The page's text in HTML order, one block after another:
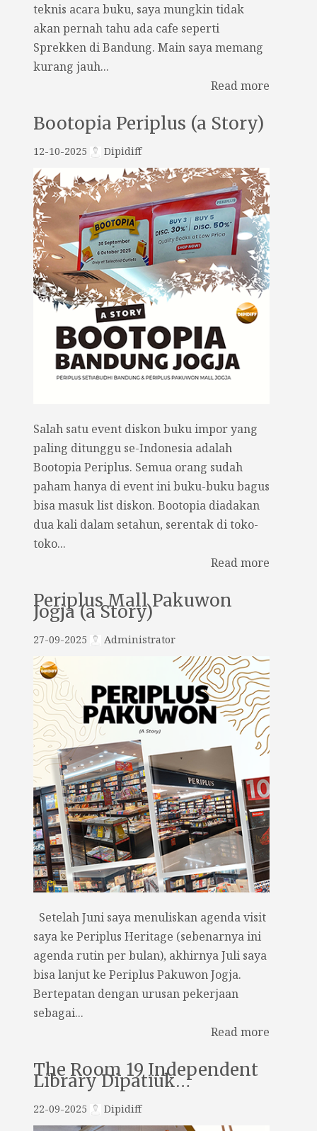
teknis acara buku, saya mungkin tidak
akan pernah tahu ada cafe seperti
Sprekken di Bandung. Main saya memang
kurang jauh...
Read more
Bootopia Periplus (a Story)
12-10-2025 Dipidiff
Salah satu event diskon buku impor yang
paling ditunggu se-Indonesia adalah
Bootopia Periplus. Semua orang sudah
paham hanya di event ini buku-buku bagus
bisa masuk list diskon. Bootopia diadakan
dua kali dalam setahun, serentak di toko-
toko...
Read more
Periplus Mall Pakuwon
Jogja (a Story)
27-09-2025 Administrator
Setelah Juni saya menuliskan agenda visit
saya ke Periplus Heritage (sebenarnya ini
agenda rutin per bulan), akhirnya Juli saya
bisa lanjut ke Periplus Pakuwon Jogja.
Bertepatan dengan urusan pekerjaan
sebagai...
Read more
The Room 19 Independent
Library Dipatiuk…
22-09-2025 Dipidiff